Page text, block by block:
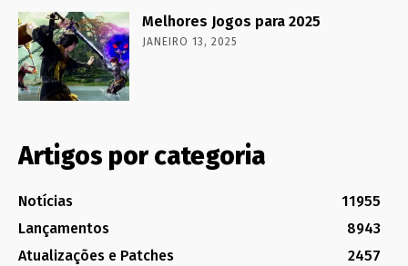
Melhores Jogos para 2025
JANEIRO 13, 2025
Artigos por categoria
Notícias
11955
Lançamentos
8943
Atualizações e Patches
2457